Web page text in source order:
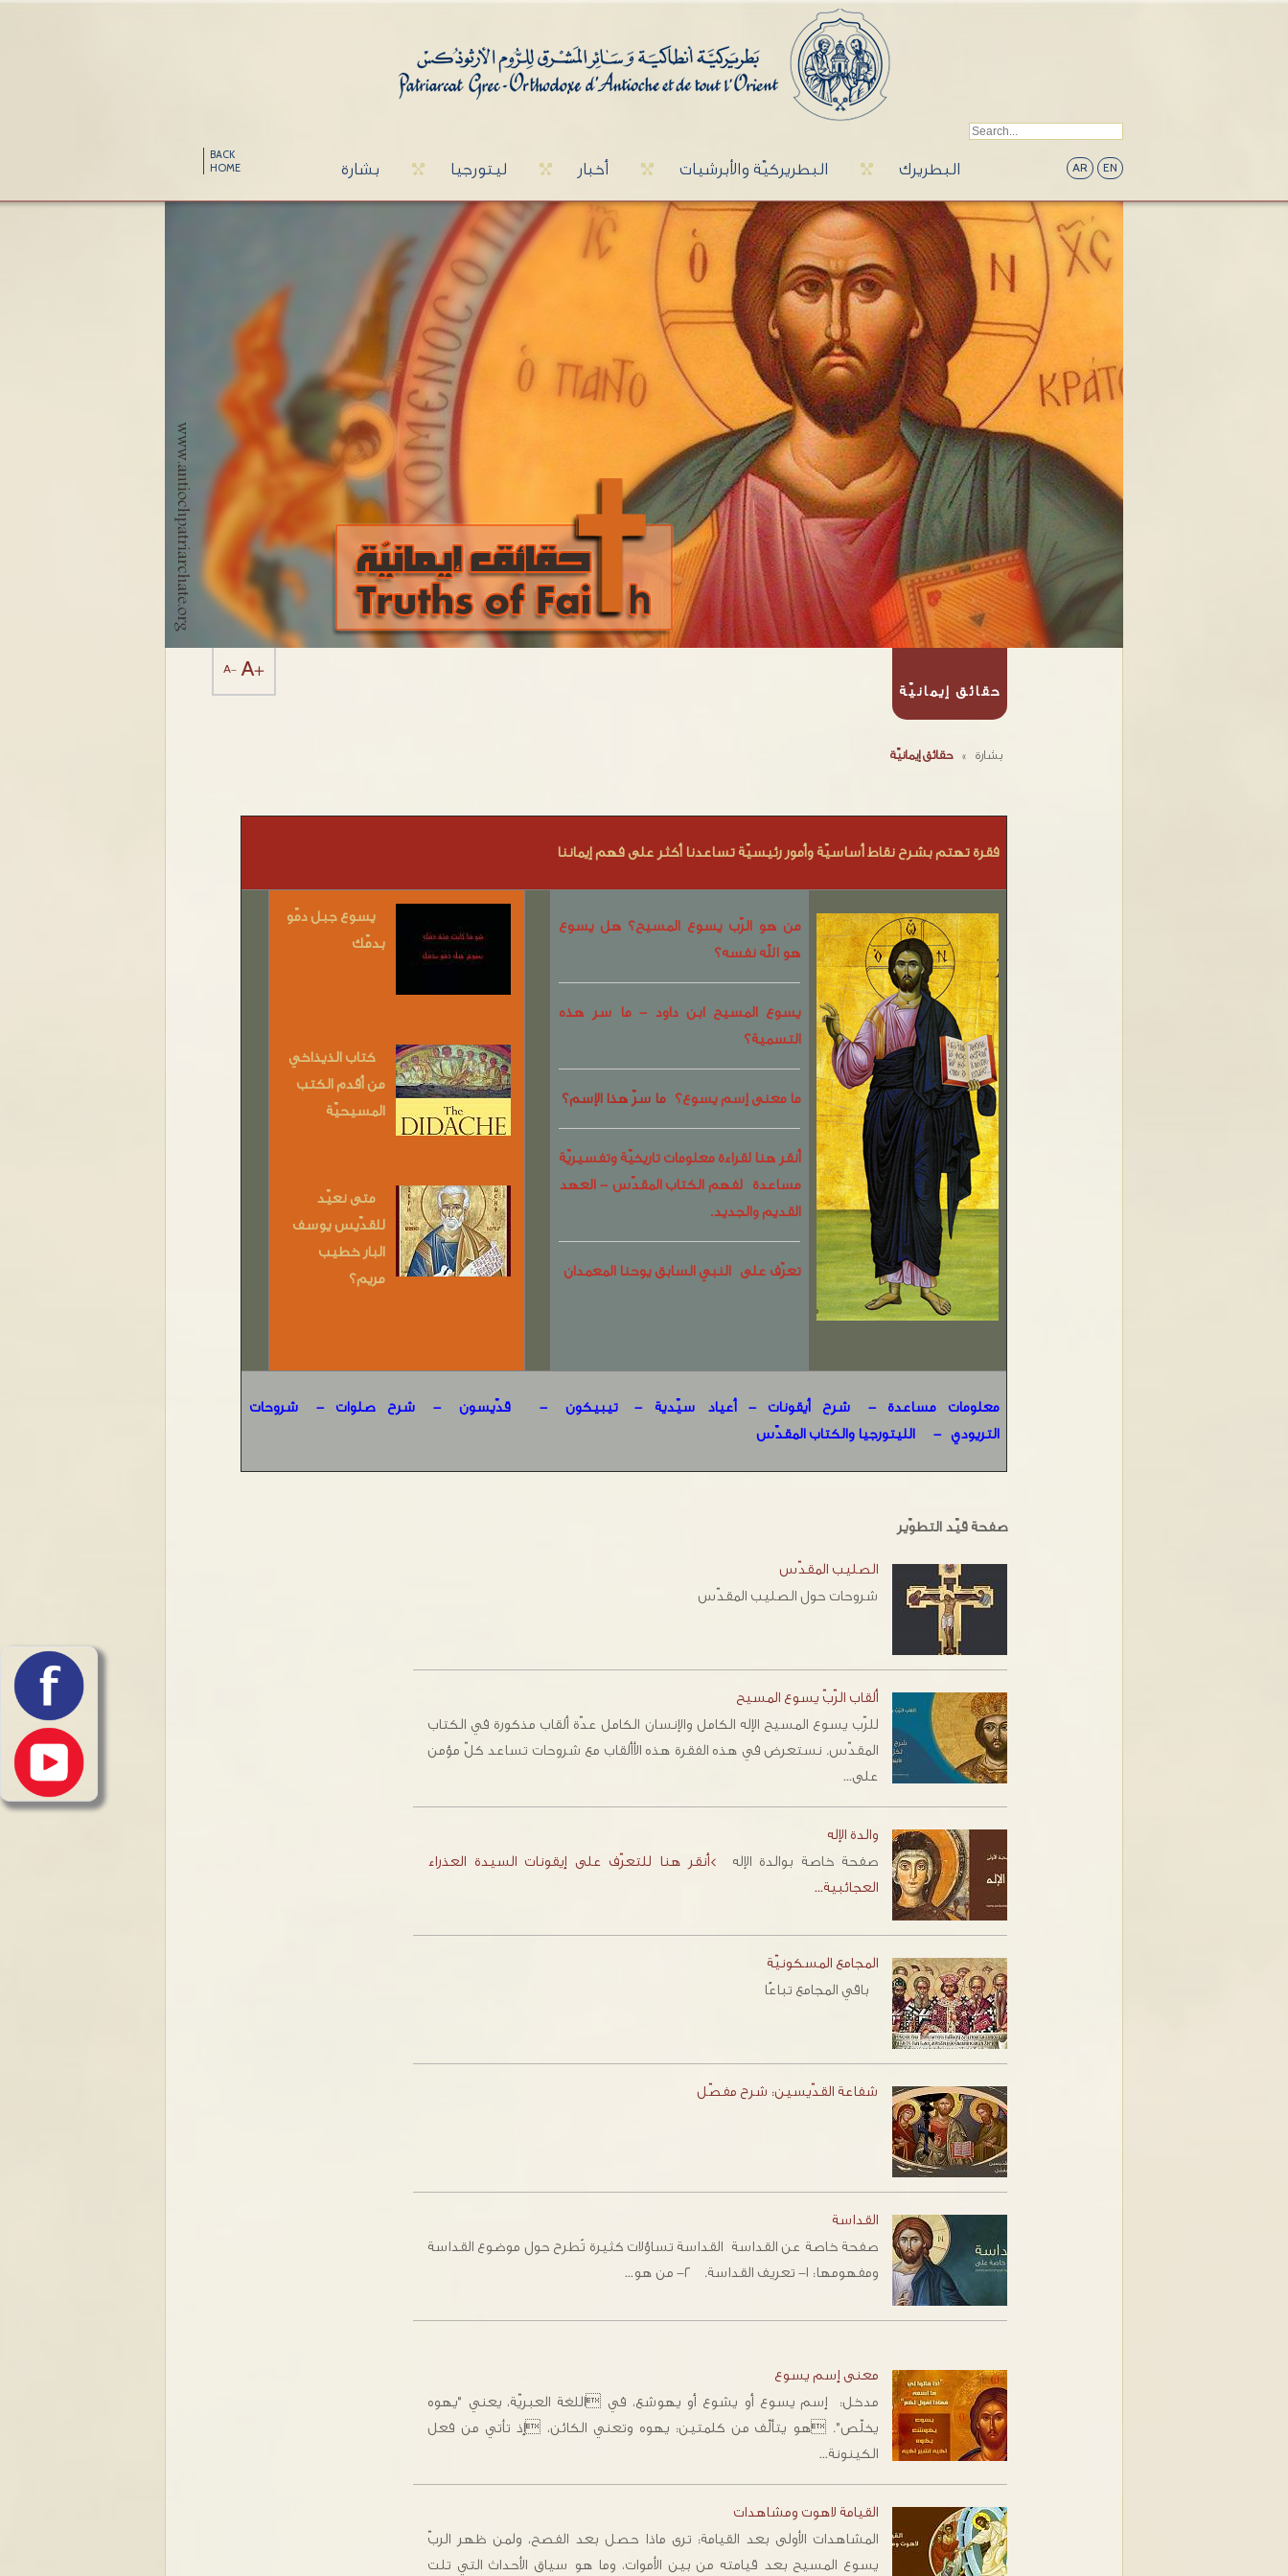
BACK
HOME
بشارة ليتورجيا أخبار البطريركيّة والأبرشيات البطريرك AR EN
حقائق إيمانيّة
بشارة » حقائق إيمانيّة
A- A+
فقرة تهتم بشرح نقاط أساسيّة وأمور رئيسيّة تساعدنا أكثر على فهم إيماننا
من هو الرّب يسوع المسيح؟ هل يسوع
هو الله نفسه؟
يسوع المسيح ابن داود - ما سر هذه
التسمية؟
ما معنى إسم يسوع؟ ما سرّ هذا الإسم؟
أنقر هنا لقراءة معلومات تاريخيّة وتفسيريّة
مساعدة لفهم الكتاب المقدّس - العهد
القديم والجديد.
تعرّف على النبي السابق يوحنا المعمدان
يسوع جبل دمّو
بدمّك
كتاب الذيذاخي
من أقدم الكتب
المسيحيّة
متى نعيّد
للقدّيس يوسف
البار خطيب
مريم؟
معلومات مساعدة -شرح أيقونات- أعياد سيّدية - تيبيكون - قدّيسون - شرح صلوات - شروحات
التريودي
- الليتورجيا والكتاب المقدّس
صفحة قيّد التطوّير
الصليب المقدّس
شروحات حول الصليب المقدّس
ألقاب الرّبّ يسوع المسيح
للرّب يسوع المسيح الإله الكامل والإنسان الكامل عدّة ألقاب مذكورة في الكتاب
المقدّس. نستعرض في هذه الفقرة هذه الأألقاب مع شروحات تساعد كلّ مؤمن
على…
والدة الإله
صفحة خاصة بوالدة الإله
>أنقر هنا للتعرّف على إيقونات السيدة العذراء
العجائبية…
المجامع المسكونيّة
باقي المجامع تباعًا
شفاعة القدّيسين: شرح مفصّل
القداسة
‬ومفهومها: ١- ‬تعريف‭ ‬القداسة. ٢- من هو…
معنى إسم يسوع
مدخل: إسم يسوع أو يشوع أو يهوشع، في اللغة العبريّة، يعني "يهوه
يخلّص". هو يتألّف من كلمتين: يهوه وتعني الكائن، إذ تأتي من فعل
الكينونة…
القيامة لاهوت ومشاهدات
المشاهدات الأولى بعد القيامة: ترى ماذا حصل بعد الفصح، ولمن ظهر الربّ
يسوع المسيح بعد قيامته من بين الأموات، وما هو سياق الأحداث التي تلت